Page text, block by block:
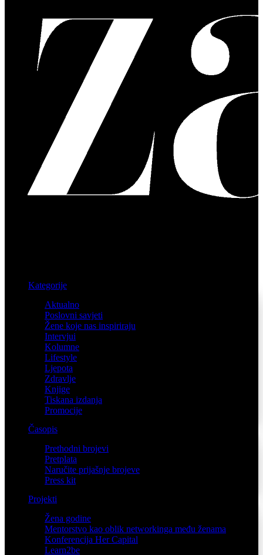
Kategorije
Aktualno
Poslovni savjeti
Žene koje nas inspiriraju
Intervjui
Kolumne
Lifestyle
Ljepota
Zdravlje
Knjige
Tiskana izdanja
Promocije
Časopis
Prethodni brojevi
Pretplata
Naručite prijašnje brojeve
Press kit
Projekti
Žena godine
Mentorstvo kao oblik networkinga među ženama
Konferencija Her Capital
Learn2be